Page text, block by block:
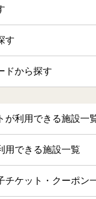
す
ドから探す
が利用できる施設一
用できる施設一覧
チケット・クーポン